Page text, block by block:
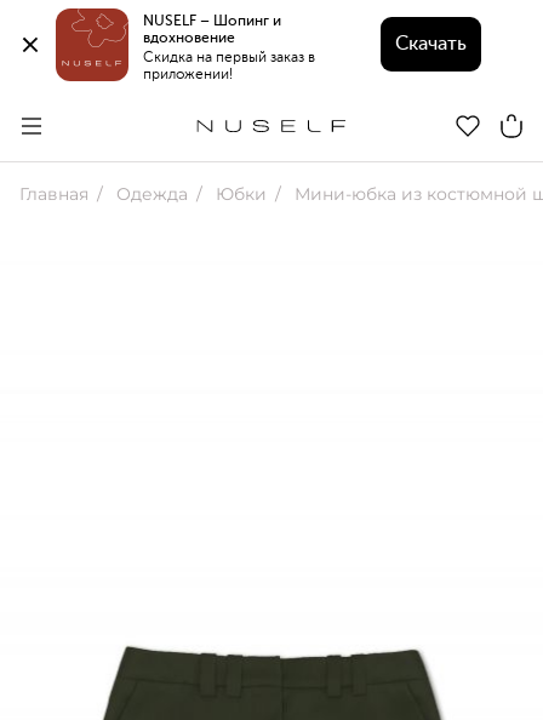
NUSELF – Шопинг и
вдохновение
Скидка на первый заказ в
приложении!
Скачать
Главная Одежда Юбки Мини-юбка из костюмной